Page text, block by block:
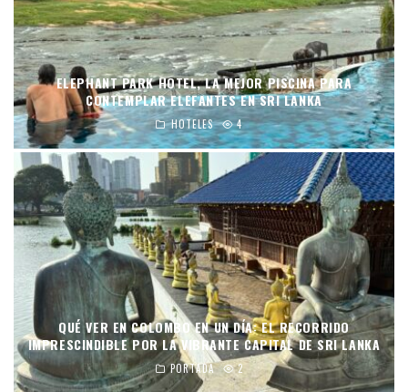
ELEPHANT PARK HOTEL, LA MEJOR PISCINA PARA
CONTEMPLAR ELEFANTES EN SRI LANKA
HOTELES 4
QUÉ VER EN COLOMBO EN UN DÍA: EL RECORRIDO
IMPRESCINDIBLE POR LA VIBRANTE CAPITAL DE SRI LANKA
PORTADA 2